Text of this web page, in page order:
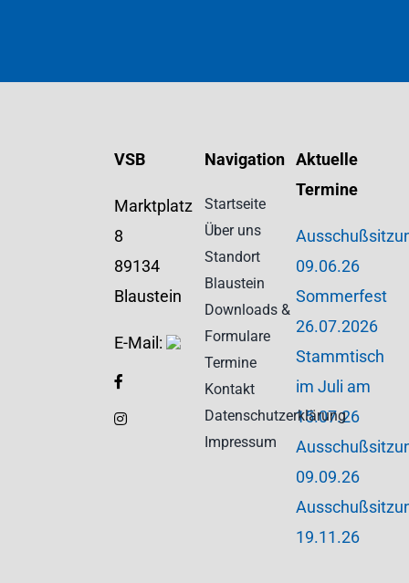
VSB
Marktplatz
8
89134
Blaustein
E-Mail:
Navigation
Startseite
Über uns
Standort
Blaustein
Downloads &
Formulare
Termine
Kontakt
Datenschutzerklärung
Impressum
Aktuelle
Termine
09.06.26
Sommerfest
26.07.2026
Stammtisch
im Juli am
15.07.26
09.09.26
19.11.26